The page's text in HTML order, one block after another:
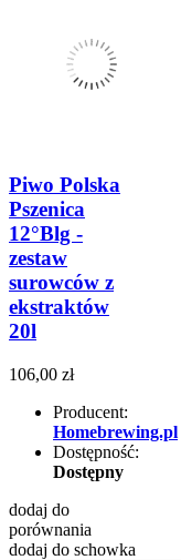
Piwo Polska
Pszenica
12°Blg -
zestaw
surowców z
ekstraktów
20l
106,00 zł
Producent:
Homebrewing.pl
Dostępność:
Dostępny
dodaj do
porównania
dodaj do schowka